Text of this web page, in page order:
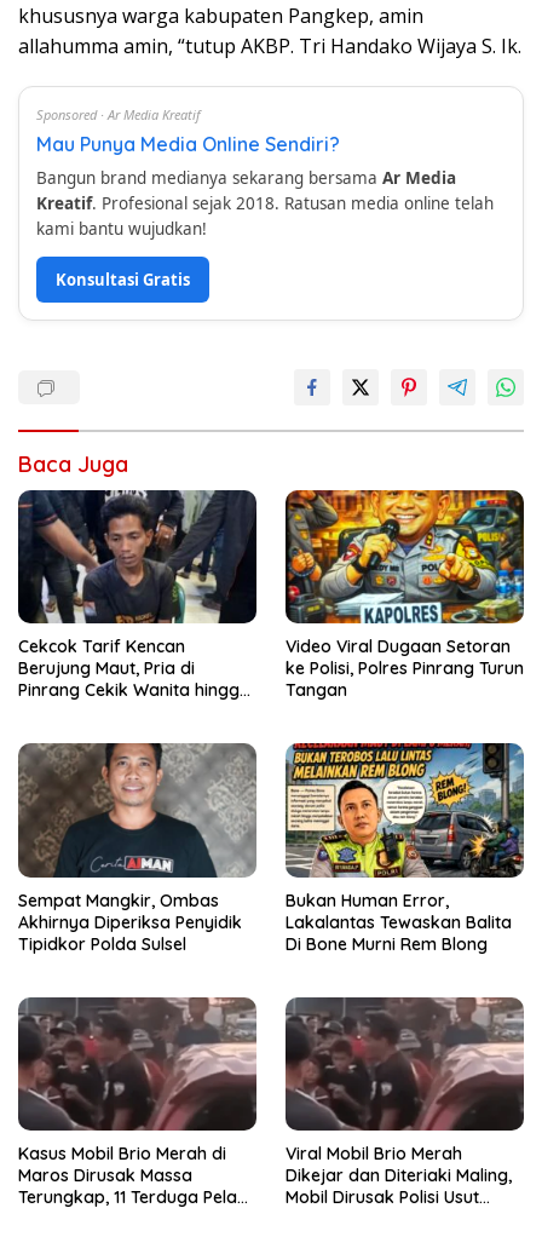
khususnya warga kabupaten Pangkep, amin
allahumma amin, “tutup AKBP. Tri Handako Wijaya S. Ik.
Sponsored · Ar Media Kreatif
Mau Punya Media Online Sendiri?
Bangun brand medianya sekarang bersama Ar Media
Kreatif. Profesional sejak 2018. Ratusan media online telah
kami bantu wujudkan!
Konsultasi Gratis
Baca Juga
Cekcok Tarif Kencan
Berujung Maut, Pria di
Pinrang Cekik Wanita hingga
Video Viral Dugaan Setoran
ke Polisi, Polres Pinrang Turun
Tangan
Sempat Mangkir, Ombas
Akhirnya Diperiksa Penyidik
Tipidkor Polda Sulsel
Bukan Human Error,
Lakalantas Tewaskan Balita
Di Bone Murni Rem Blong
Kasus Mobil Brio Merah di
Maros Dirusak Massa
Terungkap, 11 Terduga Pelaku
Viral Mobil Brio Merah
Dikejar dan Diteriaki Maling,
Mobil Dirusak Polisi Usut